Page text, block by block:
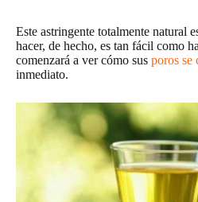
Este astringente totalmente natural
hacer, de hecho, es tan fácil como
comenzará a ver cómo sus poros se
inmediato.